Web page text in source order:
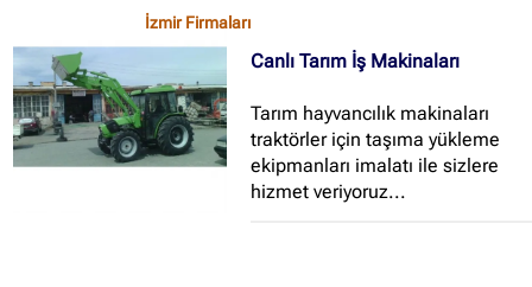
İzmir Firmaları
Canlı Tarım İş Makinaları
Tarım hayvancılık makinaları
traktörler için taşıma yükleme
ekipmanları imalatı ile sizlere
hizmet veriyoruz...
İzmir Firmaları